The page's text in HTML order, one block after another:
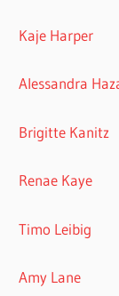
Kaje Harper
Alessandra
Brigitte Kanitz
Renae Kaye
Timo Leibig
Amy Lane